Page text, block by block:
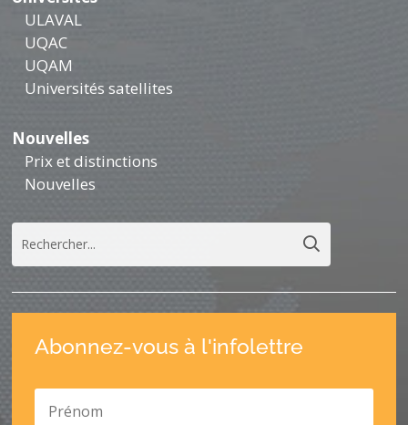
ULAVAL
UQAC
UQAM
Universités satellites
Nouvelles
Prix et distinctions
Nouvelles
Abonnez-vous à l'infolettre